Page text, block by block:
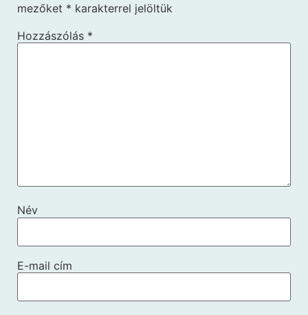
mezőket * karakterrel jelöltük
Hozzászólás *
Név
E-mail cím